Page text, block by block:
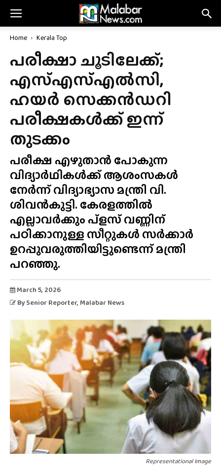
Home Kerala Top
പരീക്ഷാ ചൂടിലേക്ക്;
എസ്എസ്എൽസി,
ഹയർ സെക്കൻഡറി
പരീക്ഷകൾക്ക് ഇന്ന്
തുടക്കം
പരീക്ഷ എഴുതാൻ പോകുന്ന
വിദ്യാർഥികൾക്ക് ആശംസകൾ
നേർന്ന് വിദ്യാഭ്യാസ മന്ത്രി വി.
ശിവൻകുട്ടി. കേരളത്തിൽ
എല്ലാവർക്കും പ്ളസ് വണ്ണിന്
പഠിക്കാനുള്ള സീറ്റുകൾ സർക്കാർ
ഉറപ്പുവരുത്തിയിട്ടുണ്ടെന്ന് മന്ത്രി
പറഞ്ഞു.
March 5, 2026
By Senior Reporter, Malabar News
Representational Image